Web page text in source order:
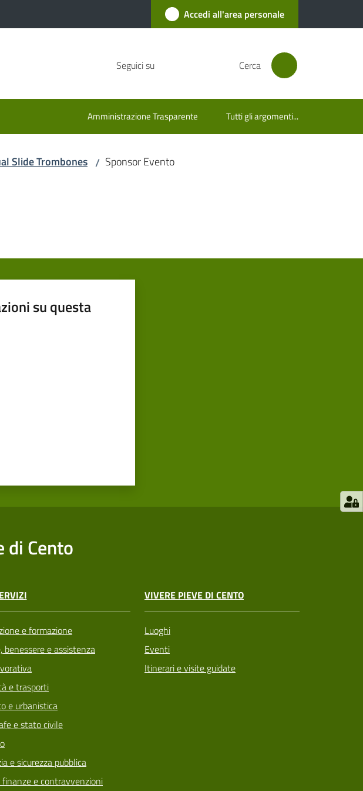
Accedi all'area personale
Seguici su Cerca
Amministrazione Trasparente Tutti gli argomenti...
Slide Trombones / Sponsor Evento
su questa
di Cento
e formazione
benessere e assistenza
e trasporti
e urbanistica
e stato civile
e sicurezza pubblica
finanze e contravvenzioni
VIVERE PIEVE DI CENTO
Luoghi
Eventi
Itinerari e visite guidate